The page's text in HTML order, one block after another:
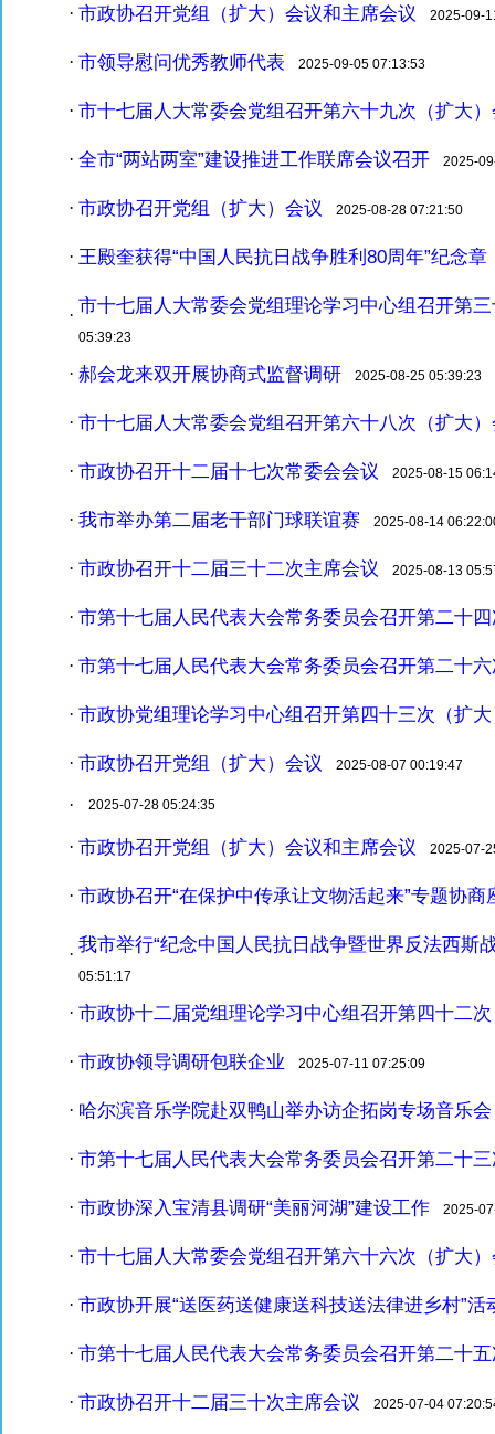
· 市政协召开党组（扩大）会议和主席会议 2025-09-
· 市领导慰问优秀教师代表 2025-09-05 07:13:53
· 市十七届人大常委会党组召开第六十九次（扩大
· 全市“两站两室”建设推进工作联席会议召开 2025-
· 市政协召开党组（扩大）会议 2025-08-28 07:21:50
· 王殿奎获得“中国人民抗日战争胜利80周年”纪念章
· 市十七届人大常委会党组理论学习中心组召开第
05:39:23
· 郝会龙来双开展协商式监督调研 2025-08-25 05:39:23
· 市十七届人大常委会党组召开第六十八次（扩大
· 市政协召开十二届十七次常委会会议 2025-08-15
· 我市举办第二届老干部门球联谊赛 2025-08-14
· 市政协召开十二届三十二次主席会议 2025-08-13
· 市第十七届人民代表大会常务委员会召开第二十
· 市第十七届人民代表大会常务委员会召开第二十
· 市政协党组理论学习中心组召开第四十三次（扩
· 市政协召开党组（扩大）会议 2025-08-07 00:19:47
· 2025-07-28 05:24:35
· 市政协召开党组（扩大）会议和主席会议 2025-07-
· 市政协召开“在保护中传承让文物活起来”专题协商
· 我市举行“纪念中国人民抗日战争暨世界反法西斯
05:51:17
· 市政协十二届党组理论学习中心组召开第四十二
· 市政协领导调研包联企业 2025-07-11 07:25:09
· 哈尔滨音乐学院赴双鸭山举办访企拓岗专场音乐会
· 市第十七届人民代表大会常务委员会召开第二十
· 市政协深入宝清县调研“美丽河湖”建设工作 2025-
· 市十七届人大常委会党组召开第六十六次（扩大
· 市政协开展“送医药送健康送科技送法律进乡村”活
· 市第十七届人民代表大会常务委员会召开第二十
· 市政协召开十二届三十次主席会议 2025-07-04